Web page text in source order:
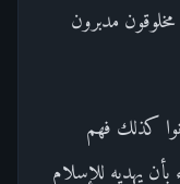
مدبرون
كذلك فهم
بأن يهديه للإسلام